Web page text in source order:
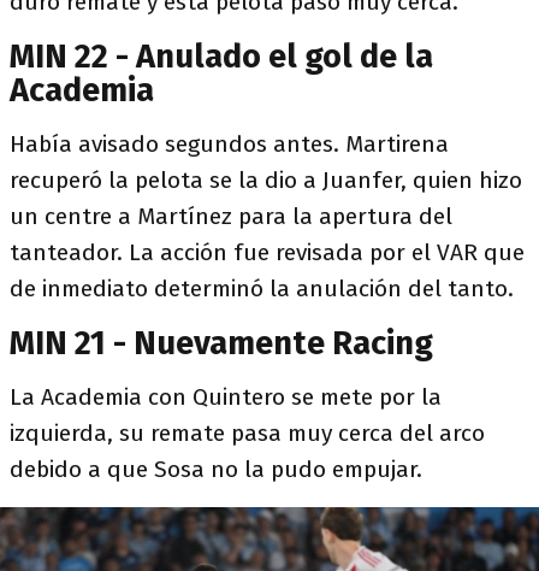
MIN 22 - Anulado el gol de la
Academia
Había avisado segundos antes. Martirena
recuperó la pelota se la dio a Juanfer, quien hizo
un centre a Martínez para la apertura del
tanteador. La acción fue revisada por el VAR que
de inmediato determinó la anulación del tanto.
MIN 21 - Nuevamente Racing
La Academia con Quintero se mete por la
izquierda, su remate pasa muy cerca del arco
debido a que Sosa no la pudo empujar.